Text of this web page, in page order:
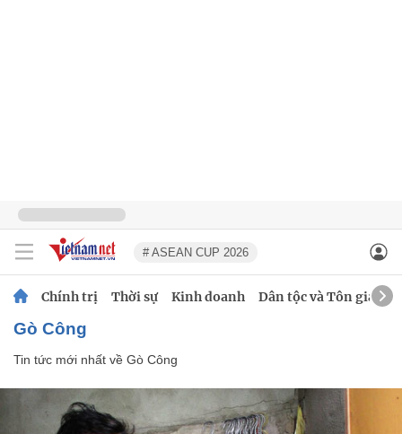
# ASEAN CUP 2026
Chính trị Thời sự Kinh doanh Dân tộc và Tôn giáo
Gò Công
Tin tức mới nhất về Gò Công